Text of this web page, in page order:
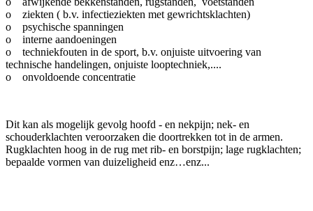
o ziekten ( b.v. infectieziekten met gewrichtsklachten)
o psychische spanningen
o interne aandoeningen
o techniekfouten in de sport, b.v. onjuiste uitvoering van
technische handelingen, onjuiste looptechniek,....
o onvoldoende concentratie
Dit kan als mogelijk gevolg hoofd - en nekpijn; nek- en
schouderklachten veroorzaken die doortrekken tot in de armen.
Rugklachten hoog in de rug met rib- en borstpijn; lage rugklachten;
bepaalde vormen van duizeligheid enz…enz...